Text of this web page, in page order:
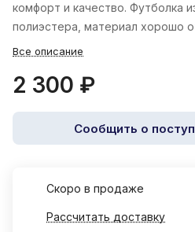
комфорт и качество. Футболка
полиэстера, материал хорошо
Все описание
2 300 ₽
Сообщить о
Cкоро в продаже
Рассчитать доставку